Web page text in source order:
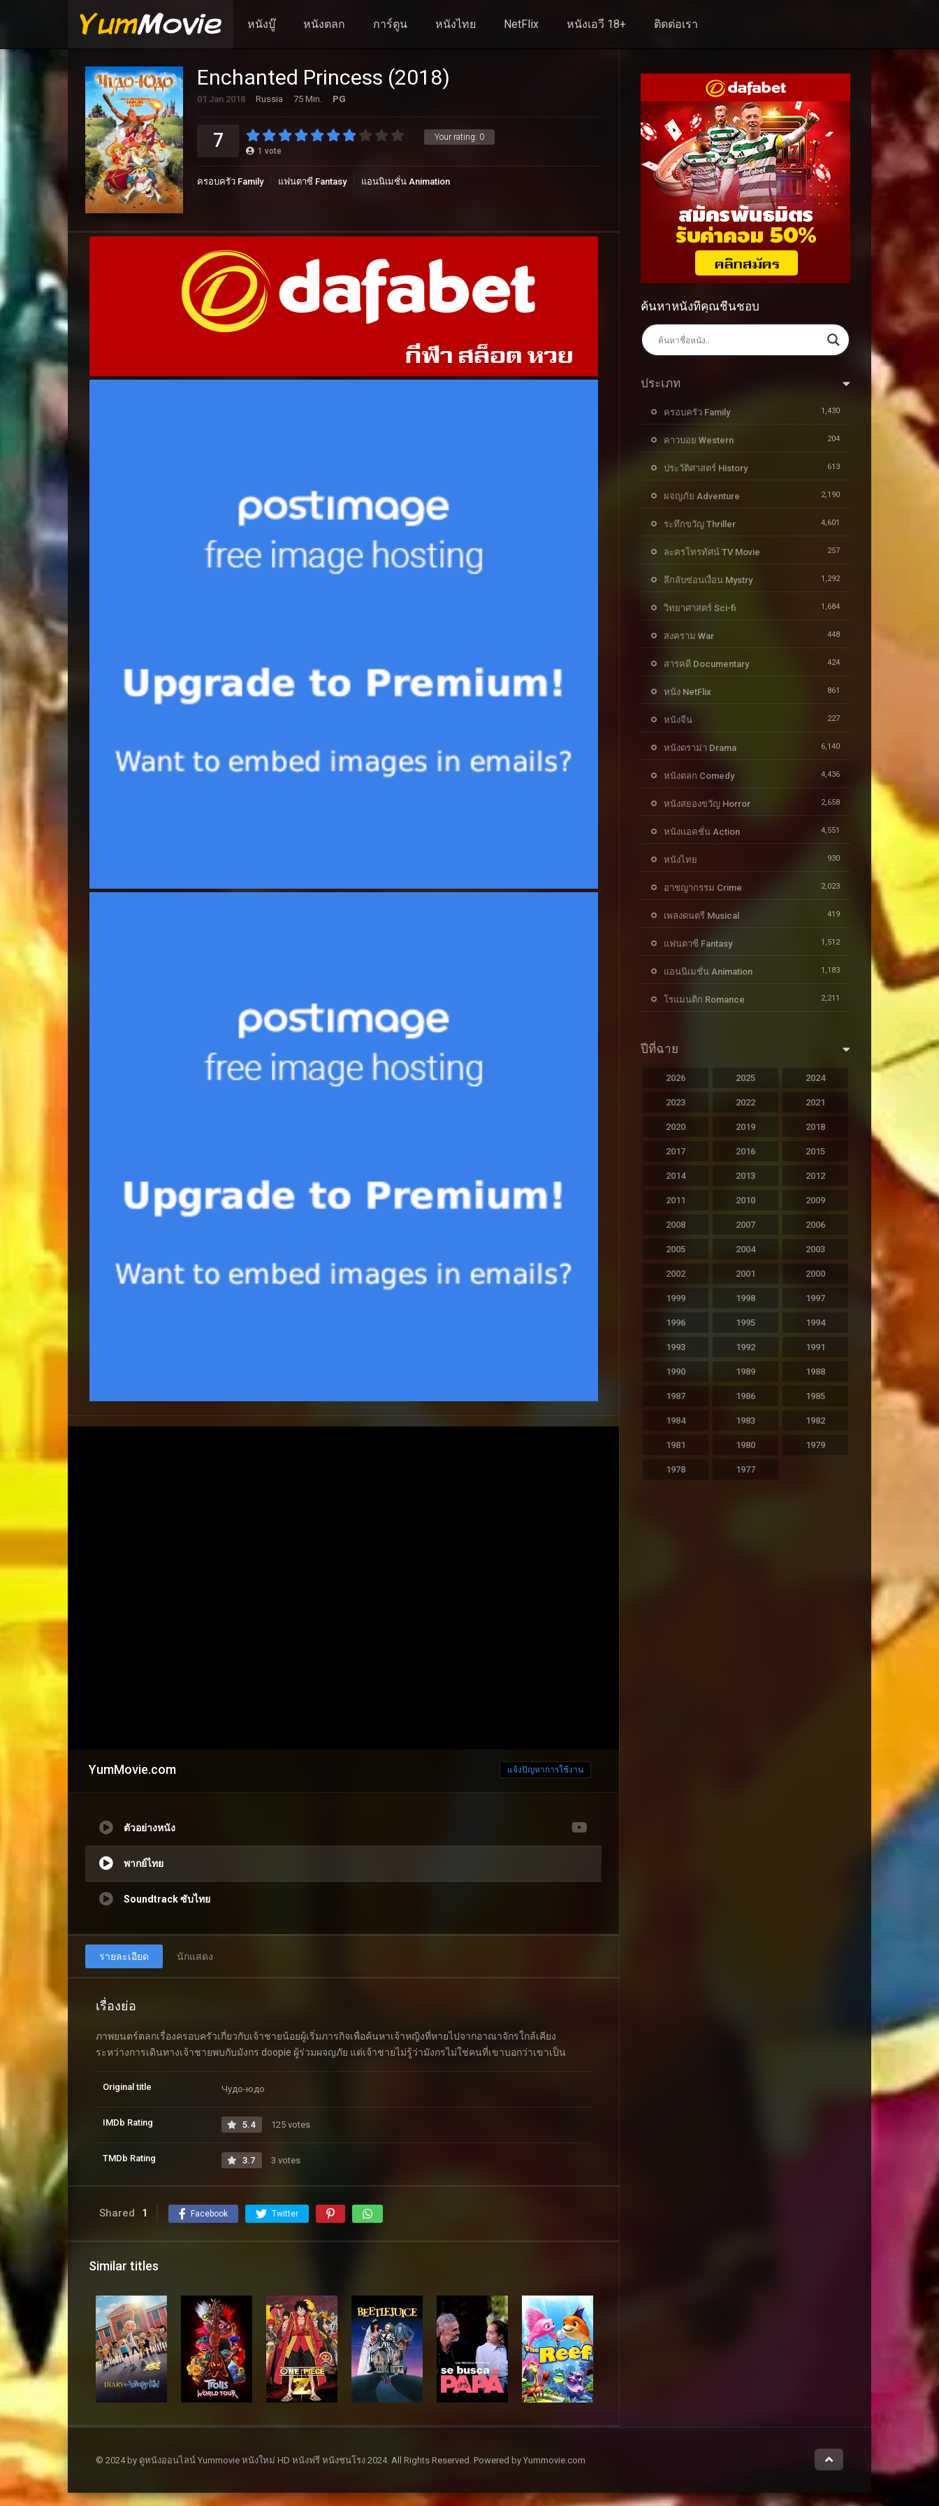
หนังบู๊ หนังตลก การ์ตูน หนังไทย NetFlix หนังเอวี 18+ ติดต่อเรา
Enchanted Princess (2018)
01 Jan 2018 Russia 75 Min. PG
Your rating: 0
7 1 vote
ครอบครัว Family แฟนตาซี Fantasy แอนนิเมชั่น Animation
YumMovie.com แจ้งปัญหาการใช้งาน
ตัวอย่างหนัง
พากย์ไทย
Soundtrack ซับไทย
รายละเอียด นักแสดง
เรื่องย่อ
ภาพยนตร์ตลกเรื่องครอบครัวเกี่ยวกับเจ้าชายน้อยผู้เริ่มภารกิจเพื่อค้นหาเจ้าหญิงที่หายไปจากอาณาจักรใกล้เคียง
ระหว่างการเดินทางเจ้าชายพบกับมังกร doopie ผู้ร่วมผจญภัย แต่เจ้าชายไม่รู้ว่ามังกรไม่ใช่คนที่เขาบอกว่าเขาเป็น
Original title Чудо-юдо
IMDb Rating 5.4 125 votes
TMDb Rating 3.7 3 votes
Shared 1 Facebook Twitter
Similar titles
ค้นหาหนังที่คุณชื่นชอบ
ประเภท
ครอบครัว Family 1,430
คาวบอย Western 204
ประวัติศาสตร์ History 613
ผจญภัย Adventure 2,190
ระทึกขวัญ Thriller 4,601
ละครโทรทัศน์ TV Movie 257
ลึกลับซ่อนเงื่อน Mystry 1,292
วิทยาศาสตร์ Sci-fi 1,684
สงคราม War 448
สารคดี Documentary 424
หนัง NetFlix 861
หนังจีน 227
หนังดราม่า Drama 6,140
หนังตลก Comedy 4,436
หนังสยองขวัญ Horror 2,658
หนังแอคชั่น Action 4,551
หนังไทย 930
อาชญากรรม Crime 2,023
เพลงดนตรี Musical 419
แฟนตาซี Fantasy 1,512
แอนนิเมชั่น Animation 1,183
โรแมนติก Romance 2,211
ปีที่ฉาย
2026 2025 2024
2023 2022 2021
2020 2019 2018
2017 2016 2015
2014 2013 2012
2011 2010 2009
2008 2007 2006
2005 2004 2003
2002 2001 2000
1999 1998 1997
1996 1995 1994
1993 1992 1991
1990 1989 1988
1987 1986 1985
1984 1983 1982
1981 1980 1979
1978 1977
© 2024 by ดูหนังออนไลน์ Yummovie หนังใหม่ HD หนังฟรี หนังชนโรง 2024. All Rights Reserved. Powered by Yummovie.com